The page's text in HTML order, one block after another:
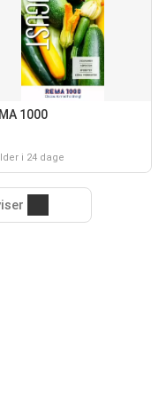
1000
i 24 dage